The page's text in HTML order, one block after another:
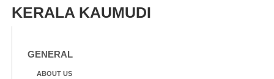
KERALA KAUMUDI
GENERAL
ABOUT US